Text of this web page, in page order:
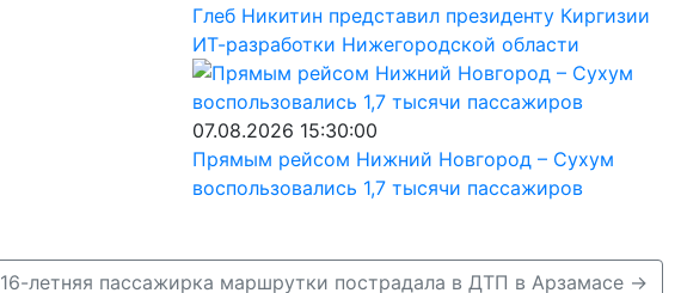
Глеб Никитин представил президенту Киргизии
ИТ-разработки Нижегородской области
07.08.2026 15:30:00
Прямым рейсом Нижний Новгород – Сухум
воспользовались 1,7 тысячи пассажиров
16-летняя пассажирка маршрутки пострадала в ДТП в Арзамасе →